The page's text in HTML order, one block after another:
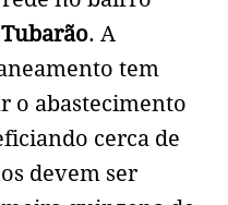
Tubarão. A
tem
o abastecimento
cerca de
devem ser